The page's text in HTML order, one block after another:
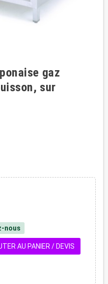
gaz
sur
nous
AU PANIER / DEVIS